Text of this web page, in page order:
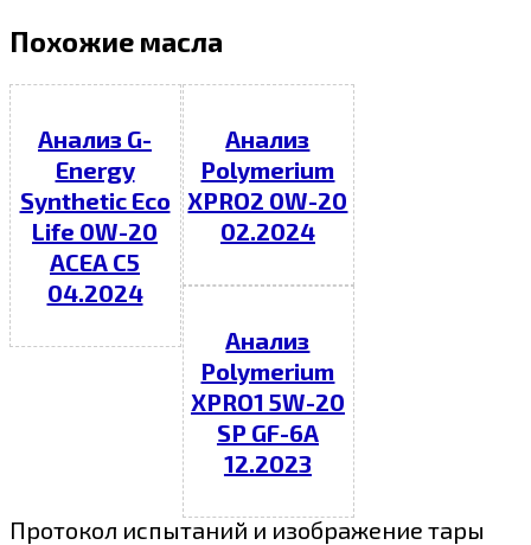
Похожие масла
Анализ G-
Energy
Synthetic Eco
Life 0W-20
ACEA C5
04.2024
Анализ
Polymerium
XPRO2 0W-20
02.2024
Анализ
Polymerium
XPRO1 5W-20
SP GF-6A
12.2023
Протокол испытаний и изображение тары